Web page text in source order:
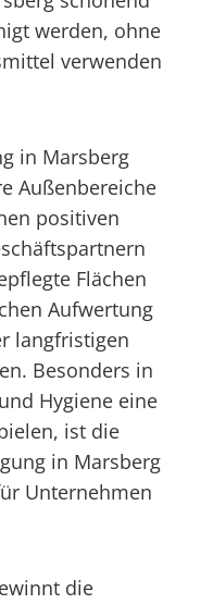
werden, ohne
verwenden
in Marsberg
Außenbereiche
positiven
Flächen
Aufwertung
langfristigen
Besonders in
Hygiene eine
ist die
in Marsberg
Unternehmen
die